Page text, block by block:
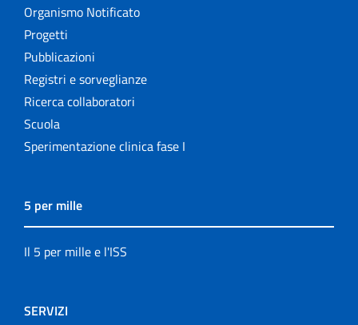
Organismo Notificato
Progetti
Pubblicazioni
Registri e sorveglianze
Ricerca collaboratori
Scuola
Sperimentazione clinica fase I
5 per mille
Il 5 per mille e l'ISS
SERVIZI